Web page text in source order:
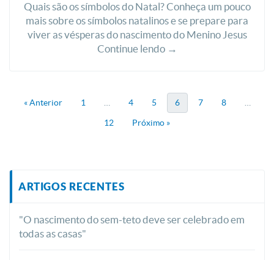
Quais são os símbolos do Natal? Conheça um pouco
mais sobre os símbolos natalinos e se prepare para
viver as vésperas do nascimento do Menino Jesus
Continue lendo →
« Anterior 1 4 5 6 7 8
12 Próximo »
ARTIGOS RECENTES
"O nascimento do sem-teto deve ser celebrado em
todas as casas"